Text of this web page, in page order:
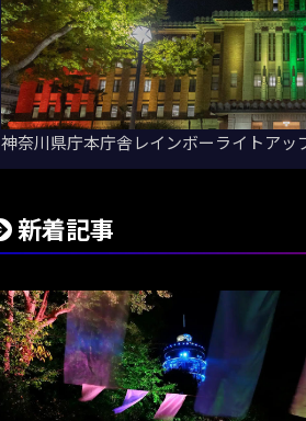
神奈川県庁本庁舎レインボーライトアッ
新着記事